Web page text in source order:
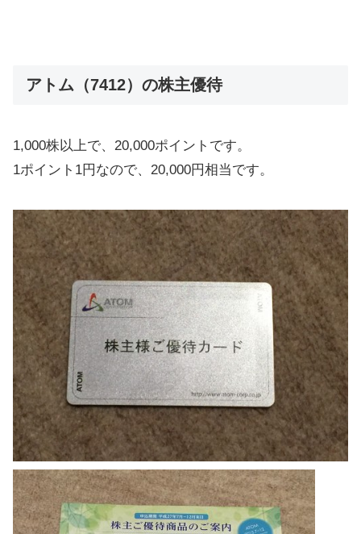
アトム（7412）の株主優待
1,000株以上で、20,000ポイントです。
1ポイント1円なので、20,000円相当です。